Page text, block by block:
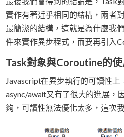
實作有著近乎相同的結構，兩者
最簡潔的結構，這就是為什麼我
件來實作異步程式，而要再引入
Task對象與Coroutine的使
Javascript在異步執行的可讀性上
async/await又有了很大的進展，
夠，可讀性無法優化太多，這次